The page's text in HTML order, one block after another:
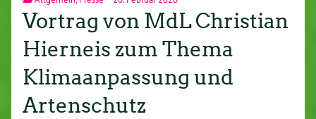
Vortrag von MdL Christian
Hierneis zum Thema
Klimaanpassung und
Artenschutz